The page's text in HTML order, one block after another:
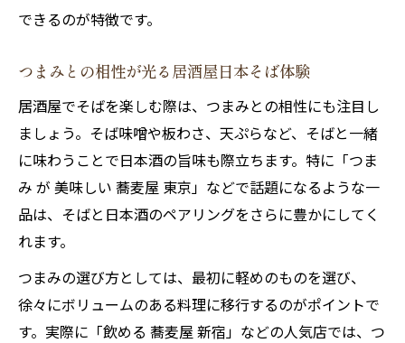
できるのが特徴です。
つまみとの相性が光る居酒屋日本そば体験
居酒屋でそばを楽しむ際は、つまみとの相性にも注目し
ましょう。そば味噌や板わさ、天ぷらなど、そばと一緒
に味わうことで日本酒の旨味も際立ちます。特に「つま
み が 美味しい 蕎麦屋 東京」などで話題になるような一
品は、そばと日本酒のペアリングをさらに豊かにしてく
れます。
つまみの選び方としては、最初に軽めのものを選び、
徐々にボリュームのある料理に移行するのがポイントで
す。実際に「飲める 蕎麦屋 新宿」などの人気店では、つ